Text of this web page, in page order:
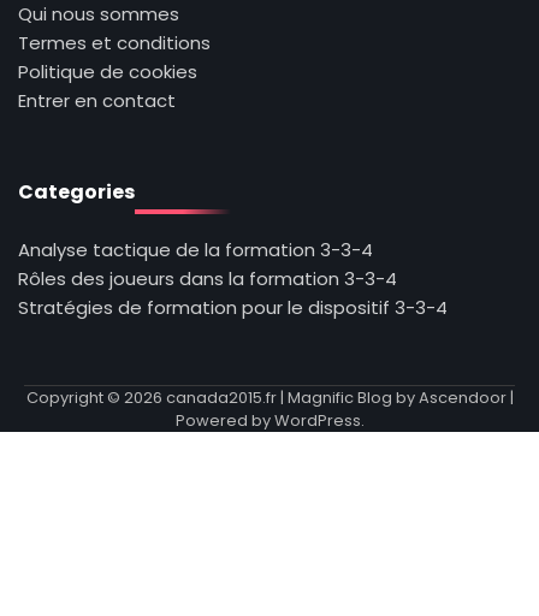
Qui nous sommes
Termes et conditions
Politique de cookies
Entrer en contact
Categories
Analyse tactique de la formation 3-3-4
Rôles des joueurs dans la formation 3-3-4
Stratégies de formation pour le dispositif 3-3-4
Copyright © 2026 canada2015.fr| Magnific Blog byAscendoor|
Powered byWordPress.